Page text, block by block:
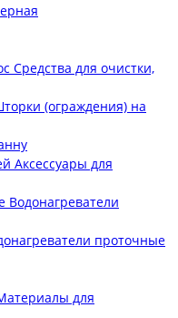
Средства для очистки,
(ограждения) на
Аксессуары для
Водонагреватели
проточные
для